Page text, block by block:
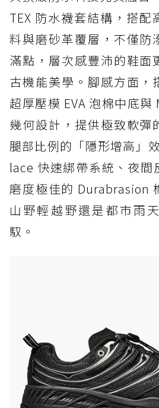
TEX 防水襪套結構，搭配
料與磨砂革覆層，不僅防
滿點，層次感豐沛的鞋面
古機能美學。腳感方面，
超厚壓模 EVA 泡棉中底與
幾何設計，提供極致軟彈
腿部比例的「隱形增高」
lace 快速綁帶系統、夜間
磨度極佳的 Durabrasion
山野輕越野還是都市雨
馭。